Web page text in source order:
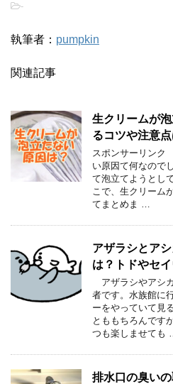
-
執筆者： pumpkin
関連記事
生クリームが
るコツや注意点
スポンサーリンク
い原因て何なので
て泡立てようとし
こで、生クリーム
てまとめま …
アザラシとア
は？トドやセ
アザラシやアシ
者です。水族館に
ーをやっていて見
とももちろんです
つも楽しませても
排水口の臭い